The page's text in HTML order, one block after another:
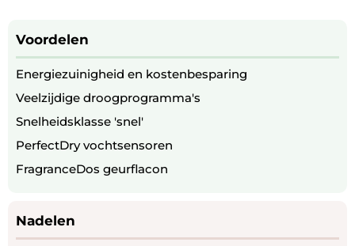
Voordelen
Energiezuinigheid en kostenbesparing
Veelzijdige droogprogramma's
Snelheidsklasse 'snel'
PerfectDry vochtsensoren
FragranceDos geurflacon
Nadelen